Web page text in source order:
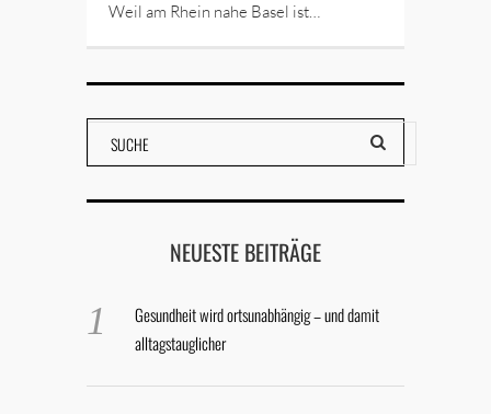
Weil am Rhein nahe Basel ist…
NEUESTE BEITRÄGE
Gesundheit wird ortsunabhängig – und damit
alltagstauglicher